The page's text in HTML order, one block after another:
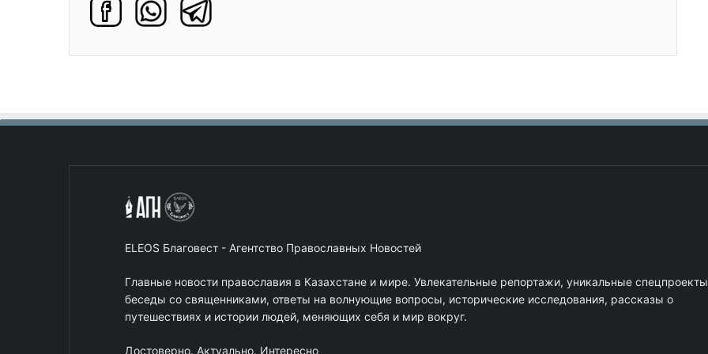
ELEOS Благовест - Агентство Православных Новостей
Главные новости православия в Казахстане и мире. Увлекательные репортажи, уникальные
беседы со священниками, ответы на волнующие вопросы, исторические исследования, рассказы о
путешествиях и истории людей, меняющих себя и мир вокруг.
Достоверно. Актуально. Интересно